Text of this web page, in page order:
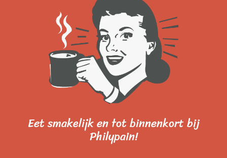
Eet smakelijk en tot binnenkort bij
Philypain!